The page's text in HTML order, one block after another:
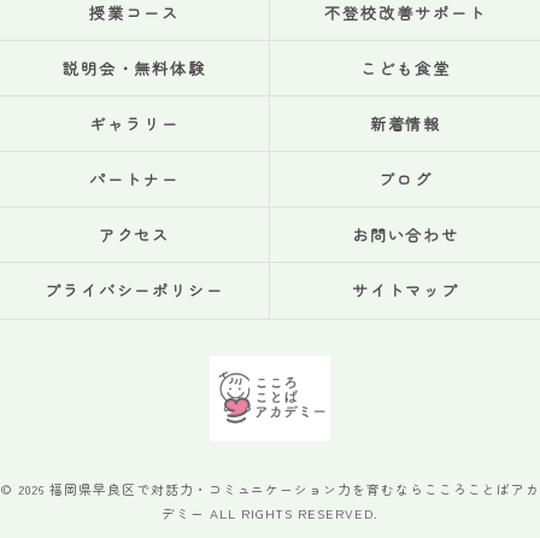
授業コース 不登校改善サポート
説明会・無料体験 こども食堂
ギャラリー 新着情報
パートナー ブログ
アクセス お問い合わせ
プライバシーポリシー サイトマップ
© 2026 福岡県早良区で対話力・コミュニケーション力を育むならこころことばアカ
デミー ALL RIGHTS RESERVED.